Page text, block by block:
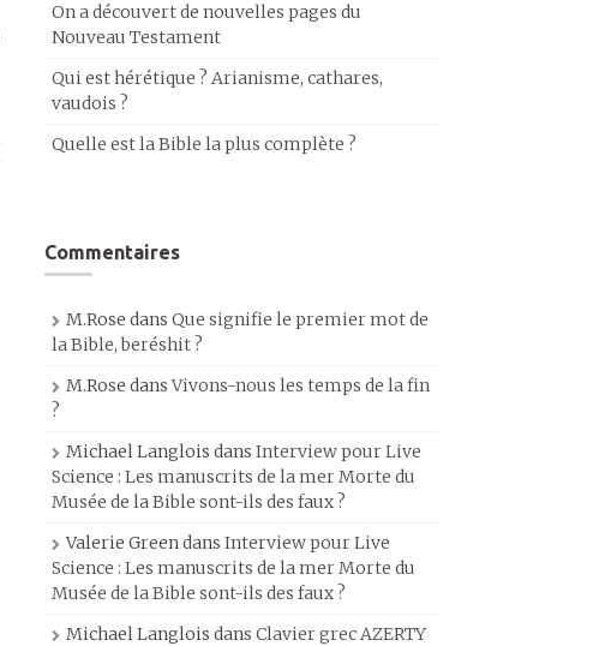
On a découvert de nouvelles pages du
Nouveau Testament
Qui est hérétique ? Arianisme, cathares,
vaudois ?
Quelle est la Bible la plus complète ?
Commentaires
M.Rose dans Que signifie le premier mot de
la Bible, beréshit ?
M.Rose dansVivons-nous les temps de la fin
?
Michael Langlois dans Interview pour Live
Science : Les manuscrits de la mer Morte du
Musée de la Bible sont-ils des faux ?
Valerie Greendans Interview pour Live
Science : Les manuscrits de la mer Morte du
Musée de la Bible sont-ils des faux ?
Michael Langlois dans Clavier grec AZERTY